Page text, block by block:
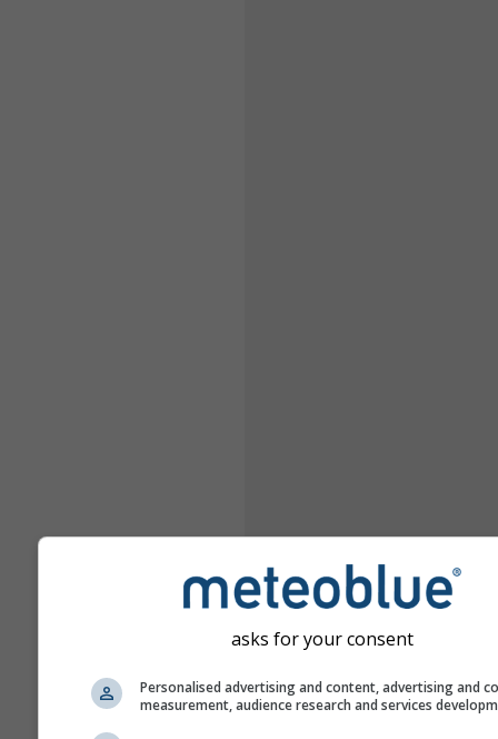
asks for your consent
Personalised advertising and content, advertising and
measurement, audience research and services